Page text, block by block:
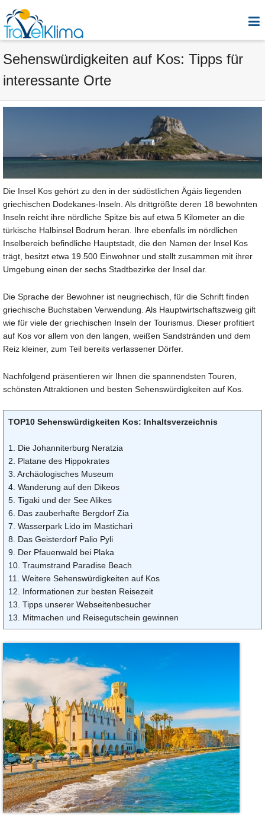
Sehenswürdigkeiten auf Kos: Tipps für
interessante Orte
Die Insel Kos gehört zu den in der südöstlichen Ägäis liegenden
griechischen Dodekanes-Inseln. Als drittgrößte deren 18 bewohnten
Inseln reicht ihre nördliche Spitze bis auf etwa 5 Kilometer an die
türkische Halbinsel Bodrum heran. Ihre ebenfalls im nördlichen
Inselbereich befindliche Hauptstadt, die den Namen der Insel Kos
trägt, besitzt etwa 19.500 Einwohner und stellt zusammen mit ihrer
Umgebung einen der sechs Stadtbezirke der Insel dar.
Die Sprache der Bewohner ist neugriechisch, für die Schrift finden
griechische Buchstaben Verwendung. Als Hauptwirtschaftszweig gilt
wie für viele der griechischen Inseln der Tourismus. Dieser profitiert
auf Kos vor allem von den langen, weißen Sandstränden und dem
Reiz kleiner, zum Teil bereits verlassener Dörfer.
Nachfolgend präsentieren wir Ihnen die spannendsten Touren,
schönsten Attraktionen und besten Sehenswürdigkeiten auf Kos.
TOP10 Sehenswürdigkeiten Kos: Inhaltsverzeichnis
1. Die Johanniterburg Neratzia
2. Platane des Hippokrates
3. Archäologisches Museum
4. Wanderung auf den Dikeos
5. Tigaki und der See Alikes
6. Das zauberhafte Bergdorf Zia
7. Wasserpark Lido im Mastichari
8. Das Geisterdorf Palio Pyli
9. Der Pfauenwald bei Plaka
10. Traumstrand Paradise Beach
11. Weitere Sehenswürdigkeiten auf Kos
12. Informationen zur besten Reisezeit
13. Tipps unserer Webseitenbesucher
13. Mitmachen und Reisegutschein gewinnen